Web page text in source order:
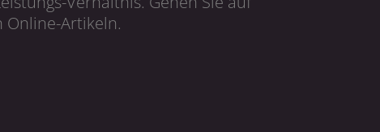
Online-Artikeln.